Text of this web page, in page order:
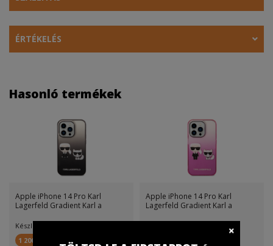
ÉRTÉKELÉS
Hasonló termékek
Apple iPhone 14 Pro Karl
Lagerfeld Gradient Karl a
Készletinfó:
1 200 FirstPont
Apple iPhone 14 Pro Karl
Lagerfeld Gradient Karl a